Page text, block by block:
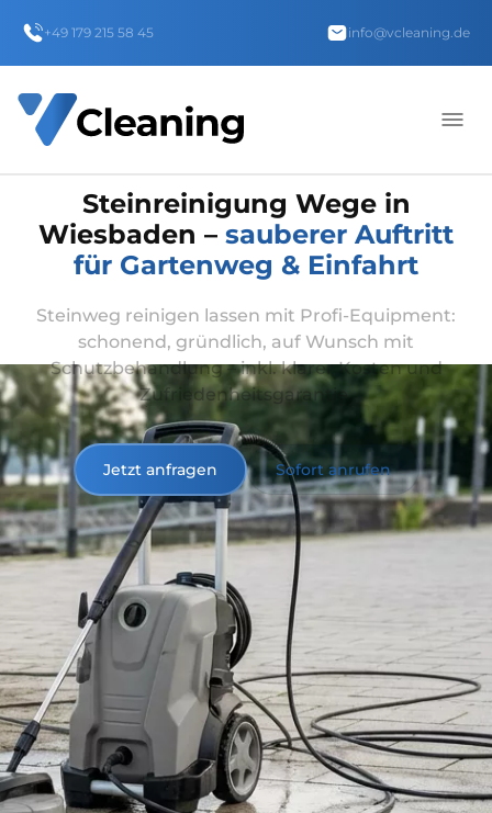
+49 179 215 58 45 info@vcleaning.de
Steinreinigung Wege in
Wiesbaden – sauberer Auftritt
für Gartenweg & Einfahrt
Steinweg reinigen lassen mit Profi-Equipment:
schonend, gründlich, auf Wunsch mit
Schutzbehandlung – inkl. klarer Kosten und
Zufriedenheitsgarantie.
Jetzt anfragen Sofort anrufen